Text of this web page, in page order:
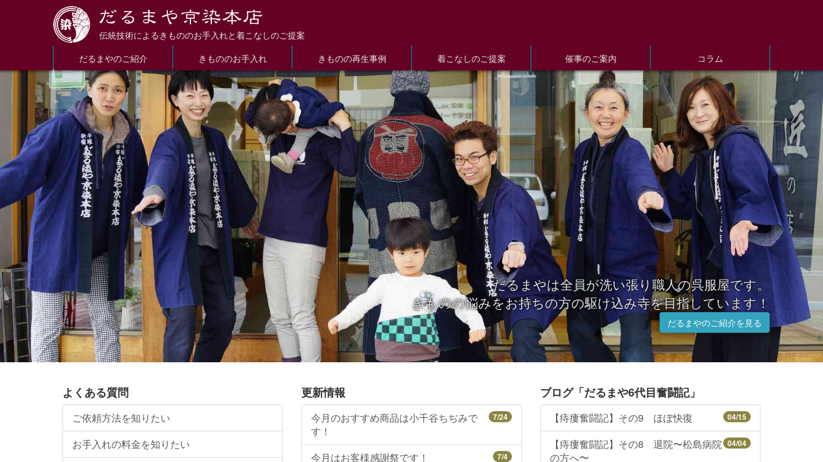
伝統技術によるきもののお手入れと着こなしのご提案
だるまやのご紹介
きもののお手入れ きものの再生事例 着こなしのご提案 催事のご案内 コラム
だるまやは全員が洗い張り職人の呉服屋です。
きものの悩みをお持ちの方の駆け込み寺を目指しています！
だるまやのご紹介を見る
よくある質問
ご依頼方法を知りたい
お手入れの料金を知りたい
更新情報
7/24
今月のおすすめ商品は小千谷ちぢみで
す！
7/4
今月はお客様感謝祭です！
ブログ「だるまや6代目奮闘記」
04/15
【痔瘻奮闘記】その9 ほぼ快復
04/04
【痔瘻奮闘記】その8 退院〜松島病院
の方へ〜